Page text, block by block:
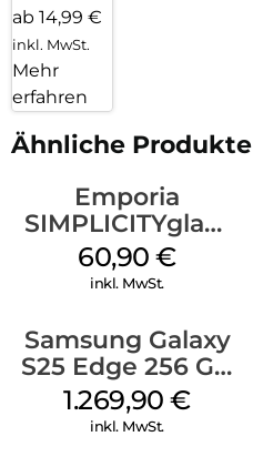
ab 14,99 €
inkl. MwSt.
Mehr
erfahren
Ähnliche Produkte
Emporia
SIMPLICITYglam
Schwarz
60,90€
inkl. MwSt.
Samsung Galaxy
S25 Edge 256 GB
Titanium Silver
1.269,90€
inkl. MwSt.